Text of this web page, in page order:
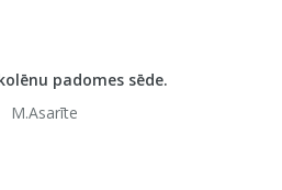
padomes sēde.
M.Asarīte